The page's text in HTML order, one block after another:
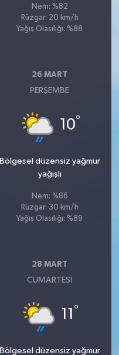
Nem: %82
Rüzgar: 20 km/h
Yağış Olasılığı: %88
26 MART
PERŞEMBE
10°
Bölgesel düzensiz yağmur
yağışlı
Nem: %86
Rüzgar: 30 km/h
Yağış Olasılığı: %89
28 MART
CUMARTESI
11 °
Bölgesel düzensiz yağmur